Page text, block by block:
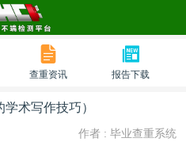
查重资讯 报告下载
术写作技巧）
作者 : 毕业查重系统